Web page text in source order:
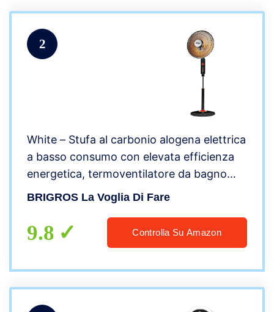
2
White – Stufa al carbonio alogena elettrica
a basso consumo con elevata efficienza
energetica, termoventilatore da bagno
con struttura a parabola e filamento di
BRIGROS La Voglia Di Fare
9.8 Controlla Su Amazon